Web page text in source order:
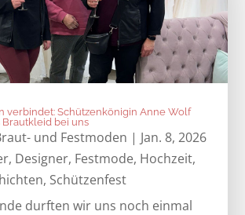
verbindet: Schützenkönigin Anne Wolf
bei uns
und Festmoden | Jan. 8, 2026
, Designer, Festmode, Hochzeit,
, Schützenfest
durften wir uns noch einmal